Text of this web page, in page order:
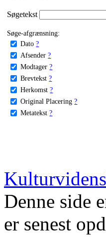
Søgetekst
Søge-afgrænsning:
Dato ?
Afsender ?
Modtager ?
Brevtekst ?
Herkomst ?
Original Placering ?
Metatekst ?
Denne side
er senest